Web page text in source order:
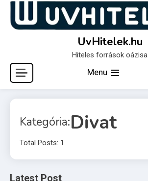
Skip
content
UvHitelek.hu
Hiteles források oázisa
Menu
Kategória:Divat
Total Posts: 1
Latest Post